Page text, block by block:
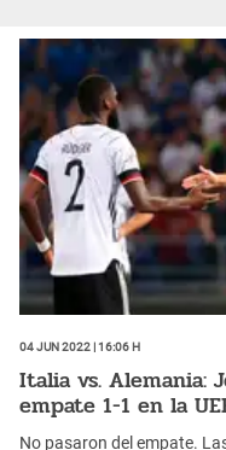
04 Jun 2022 | 16:06 h
Italia vs. Alemania:
empate 1-1 en la
No pasaron del empate.